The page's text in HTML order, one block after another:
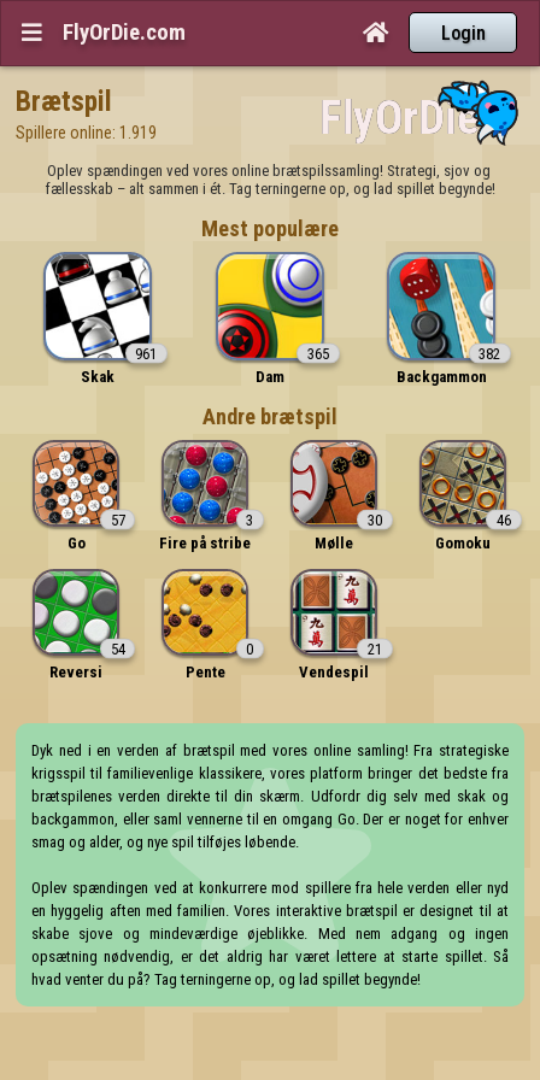
 FlyOrDie.com  Login
Brætspil
Spillere online: 1.919
Oplev spændingen ved vores online brætspilssamling! Strategi, sjov og
fællesskab – alt sammen i ét. Tag terningerne op, og lad spillet begynde!
Mest populære
961
Skak
365
Dam
382
Backgammon
Andre brætspil
57
Go
3
Fire på stribe
30
Mølle
46
Gomoku
54
Reversi
0
Pente
21
Vendespil
Dyk ned i en verden af brætspil med vores online samling! Fra strategiske
krigsspil til familievenlige klassikere, vores platform bringer det bedste fra
brætspilenes verden direkte til din skærm. Udfordr dig selv med skak og
backgammon, eller saml vennerne til en omgang Go. Der er noget for enhver
smag og alder, og nye spil tilføjes løbende.
Oplev spændingen ved at konkurrere mod spillere fra hele verden eller nyd
en hyggelig aften med familien. Vores interaktive brætspil er designet til at
skabe sjove og mindeværdige øjeblikke. Med nem adgang og ingen
opsætning nødvendig, er det aldrig har været lettere at starte spillet. Så
hvad venter du på? Tag terningerne op, og lad spillet begynde!